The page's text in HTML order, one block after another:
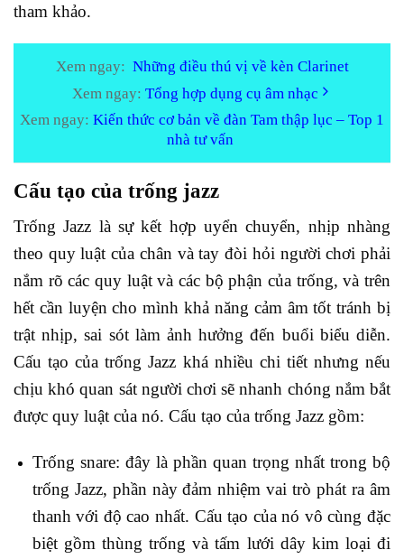
tham khảo.
Xem ngay: Những điều thú vị về kèn Clarinet
Xem ngay: Tổng hợp dụng cụ âm nhạc
Xem ngay: Kiến thức cơ bản về đàn Tam thập lục – Top 1
nhà tư vấn
Cấu tạo của trống jazz
Trống Jazz là sự kết hợp uyển chuyển, nhịp nhàng
theo quy luật của chân và tay đòi hỏi người chơi phải
nắm rõ các quy luật và các bộ phận của trống, và trên
hết cần luyện cho mình khả năng cảm âm tốt tránh bị
trật nhịp, sai sót làm ảnh hưởng đến buổi biểu diễn.
Cấu tạo của trống Jazz khá nhiều chi tiết nhưng nếu
chịu khó quan sát người chơi sẽ nhanh chóng nắm bắt
được quy luật của nó. Cấu tạo của trống Jazz gồm:
Trống snare: đây là phần quan trọng nhất trong bộ
trống Jazz, phần này đảm nhiệm vai trò phát ra âm
thanh với độ cao nhất. Cấu tạo của nó vô cùng đặc
biệt gồm thùng trống và tấm lưới dây kim loại đi